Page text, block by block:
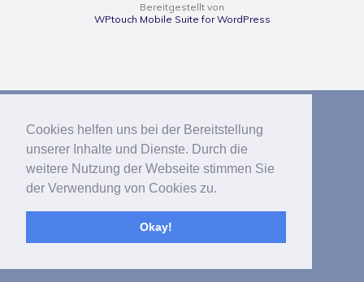
Cookies helfen uns bei der Bereitstellung
unserer Inhalte und Dienste. Durch die
weitere Nutzung der Webseite stimmen Sie
der Verwendung von Cookies zu.
Okay!
Bereitgestellt von
WPtouch Mobile Suite for WordPress